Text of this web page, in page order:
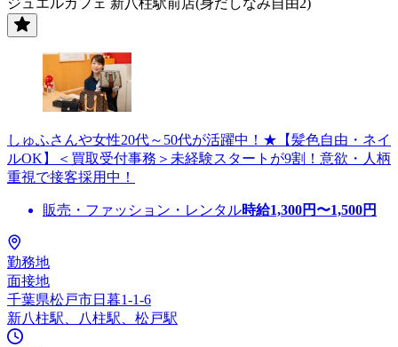
しゅふさんや女性20代～50代が活躍中！★【髪色自由・ネイ
ルOK】＜買取受付事務＞未経験スタートが9割！意欲・人柄
重視で接客採用中！
販売・ファッション・レンタル時給1,300円〜1,500円
勤務地
面接地
千葉県松戸市日暮1-1-6
新八柱駅、八柱駅、松戸駅